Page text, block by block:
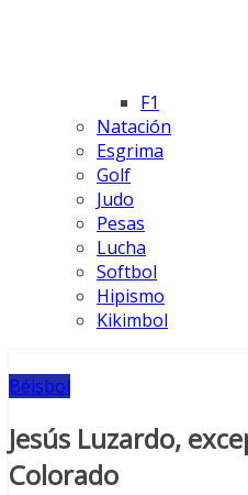
F1
Natación
Esgrima
Golf
Judo
Pesas
Lucha
Softbol
Hipismo
Kikimbol
Béisbol
Jesús Luzardo,
Colorado